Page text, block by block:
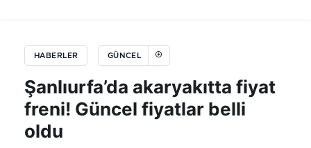
HABERLER GÜNCEL
Şanlıurfa’da akaryakıtta fiyat
freni! Güncel fiyatlar belli
oldu